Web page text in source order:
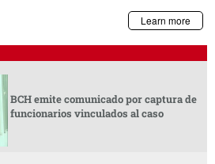
BCH emite comunicado por captura de
funcionarios vinculados al caso